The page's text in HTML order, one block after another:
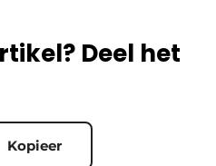
Deel het
Kopieer